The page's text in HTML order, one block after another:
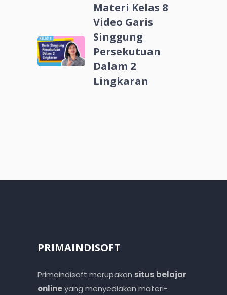
Materi Kelas 8
Video Garis
Singgung
Persekutuan
Dalam 2
Lingkaran
PRIMAINDISOFT
Primaindisoft merupakan situs belajar
onlineyang menyediakan materi-